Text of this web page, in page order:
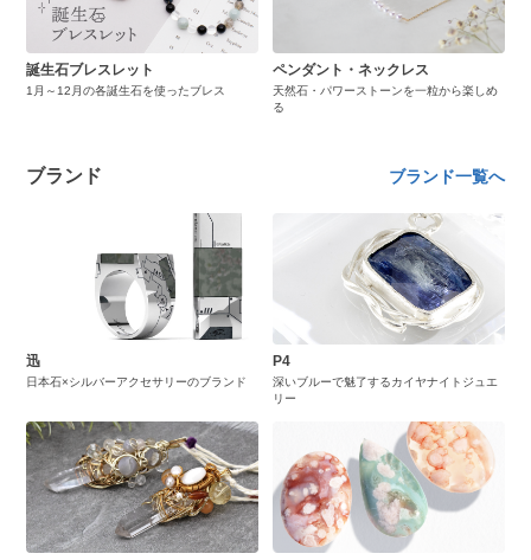
誕生石ブレスレット
1月～12月の各誕生石を使ったブレス
ペンダント・ネックレス
天然石・パワーストーンを一粒から楽しめ
る
ブランド ブランド一覧へ
迅
日本石×シルバーアクセサリーのブランド
P4
深いブルーで魅了するカイヤナイトジュエ
リー